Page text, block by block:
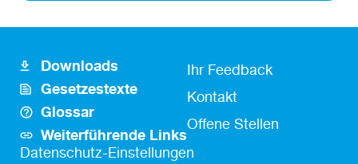
Footer
Icon
Links
Downloads
Gesetzestexte
Glossar
Weiterführende Links
Fusszeile
Kontakt
Ihr Feedback
Kontakt
Offene Stellen
Fußzeile
Datenschutz-Einstellungen